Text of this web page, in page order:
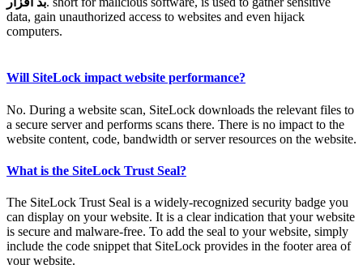
data, gain unauthorized access to websites and even hijack
computers.
Will SiteLock impact website performance?
No. During a website scan, SiteLock downloads the relevant files to
a secure server and performs scans there. There is no impact to the
website content, code, bandwidth or server resources on the website.
What is the SiteLock Trust Seal?
The SiteLock Trust Seal is a widely-recognized security badge you
can display on your website. It is a clear indication that your website
is secure and malware-free. To add the seal to your website, simply
include the code snippet that SiteLock provides in the footer area of
your website.